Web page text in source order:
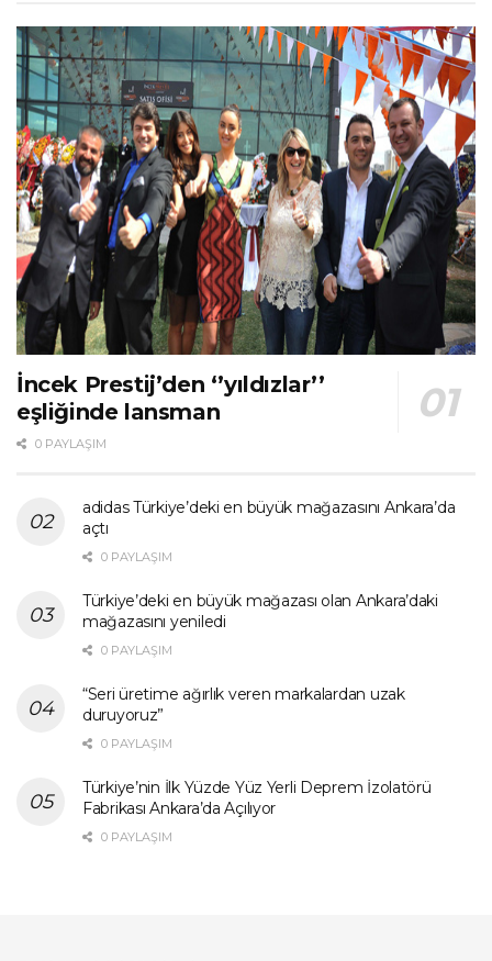
İncek Prestij’den ‘’yıldızlar’’
eşliğinde lansman
0 PAYLAŞIM
adidas Türkiye’deki en büyük mağazasını Ankara’da
açtı
0 PAYLAŞIM
Türkiye’deki en büyük mağazası olan Ankara’daki
mağazasını yeniledi
0 PAYLAŞIM
“Seri üretime ağırlık veren markalardan uzak
duruyoruz”
0 PAYLAŞIM
Türkiye’nin İlk Yüzde Yüz Yerli Deprem İzolatörü
Fabrikası Ankara’da Açılıyor
0 PAYLAŞIM